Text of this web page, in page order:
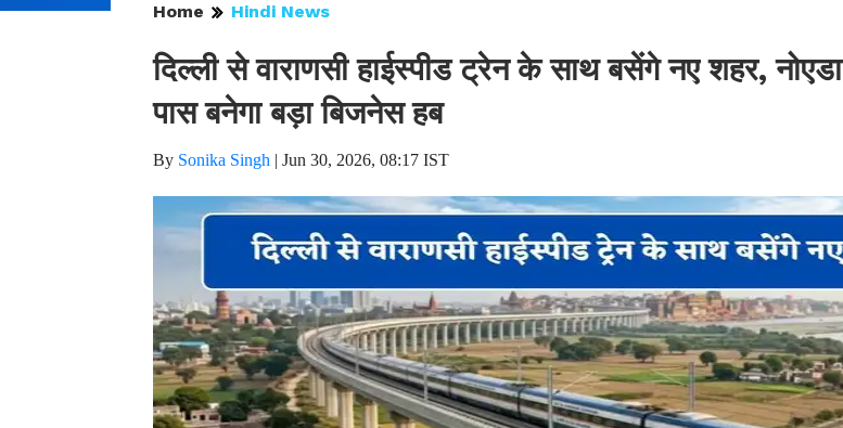
Home Hindi News
दिल्ली से वाराणसी हाईस्पीड ट्रेन के साथ बसेंगे नए शहर,
पास बनेगा बड़ा बिजनेस हब
By Sonika Singh | Jun 30, 2026, 08:17 IST